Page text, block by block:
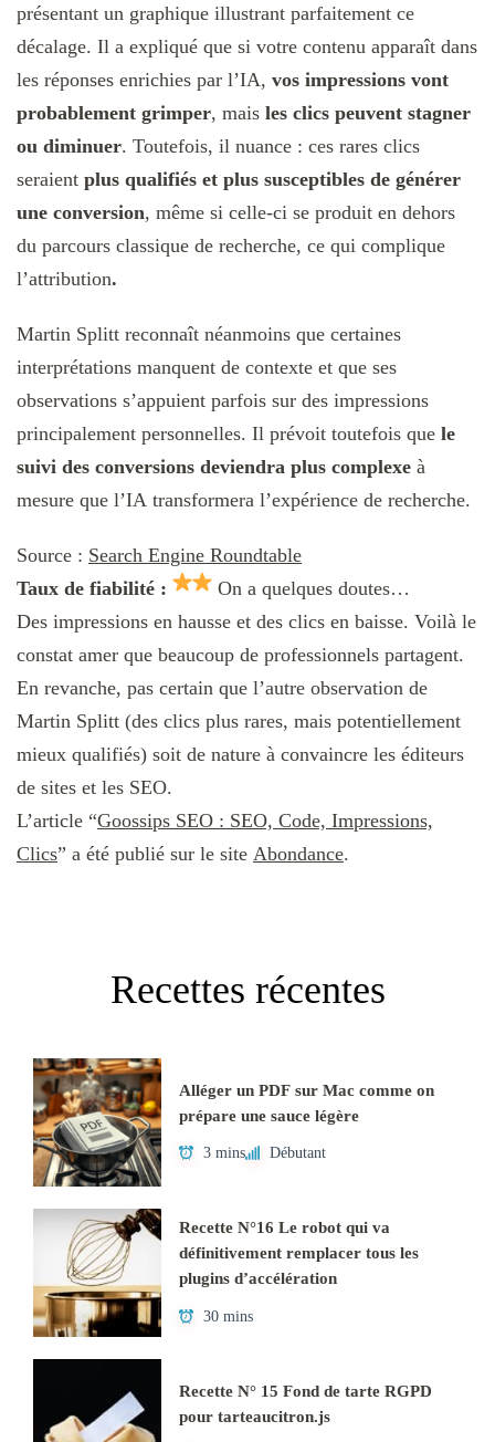
présentant un graphique illustrant parfaitement ce
décalage. Il a expliqué que si votre contenu apparaît dans
les réponses enrichies par l’IA, vos impressions vont
probablement grimper, mais les clics peuvent stagner
ou diminuer. Toutefois, il nuance : ces rares clics
seraient plus qualifiés et plus susceptibles de générer
une conversion, même si celle-ci se produit en dehors
du parcours classique de recherche, ce qui complique
l’attribution.
Martin Splitt reconnaît néanmoins que certaines
interprétations manquent de contexte et que ses
observations s’appuient parfois sur des impressions
principalement personnelles. Il prévoit toutefois que le
suivi des conversions deviendra plus complexe à
mesure que l’IA transformera l’expérience de recherche.
Source : Search Engine Roundtable
Taux de fiabilité :
On a quelques doutes…
Des impressions en hausse et des clics en baisse. Voilà le
constat amer que beaucoup de professionnels partagent.
En revanche, pas certain que l’autre observation de
Martin Splitt (des clics plus rares, mais potentiellement
mieux qualifiés) soit de nature à convaincre les éditeurs
de sites et les SEO.
L’article “Goossips SEO : SEO, Code, Impressions,
Clics” a été publié sur le site Abondance.
Recettes récentes
Alléger un PDF sur Mac comme on
prépare une sauce légère
3 mins Débutant
Recette N°16 Le robot qui va
définitivement remplacer tous les
plugins d’accélération
30 mins
Recette N° 15 Fond de tarte RGPD
pour tarteaucitron.js